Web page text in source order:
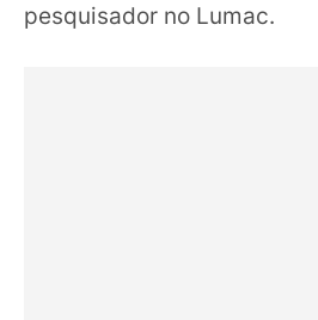
pesquisador no Lumac.